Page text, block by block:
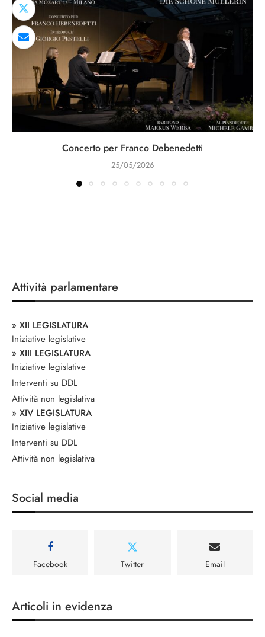
Concerto per Franco Debenedetti
25/05/2026
Attività parlamentare
» XII LEGISLATURA
Iniziative legislative
» XIII LEGISLATURA
Iniziative legislative
Interventi su DDL
Attività non legislativa
» XIV LEGISLATURA
Iniziative legislative
Interventi su DDL
Attività non legislativa
Social media
Facebook Twitter Email
Articoli in evidenza